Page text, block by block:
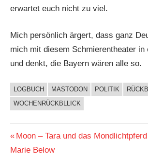
erwartet euch nicht zu viel.
Mich persönlich ärgert, dass ganz
mich mit diesem Schmierentheater in
und denkt, die Bayern wären alle so.
BUCHIGES
LOGBUCH MASTODON POLITIK
WOCHENRÜCKBLLICK
Beitragsnavigation
Vorheriger
Beitrag:
Moon – Tara und das
Marie Below